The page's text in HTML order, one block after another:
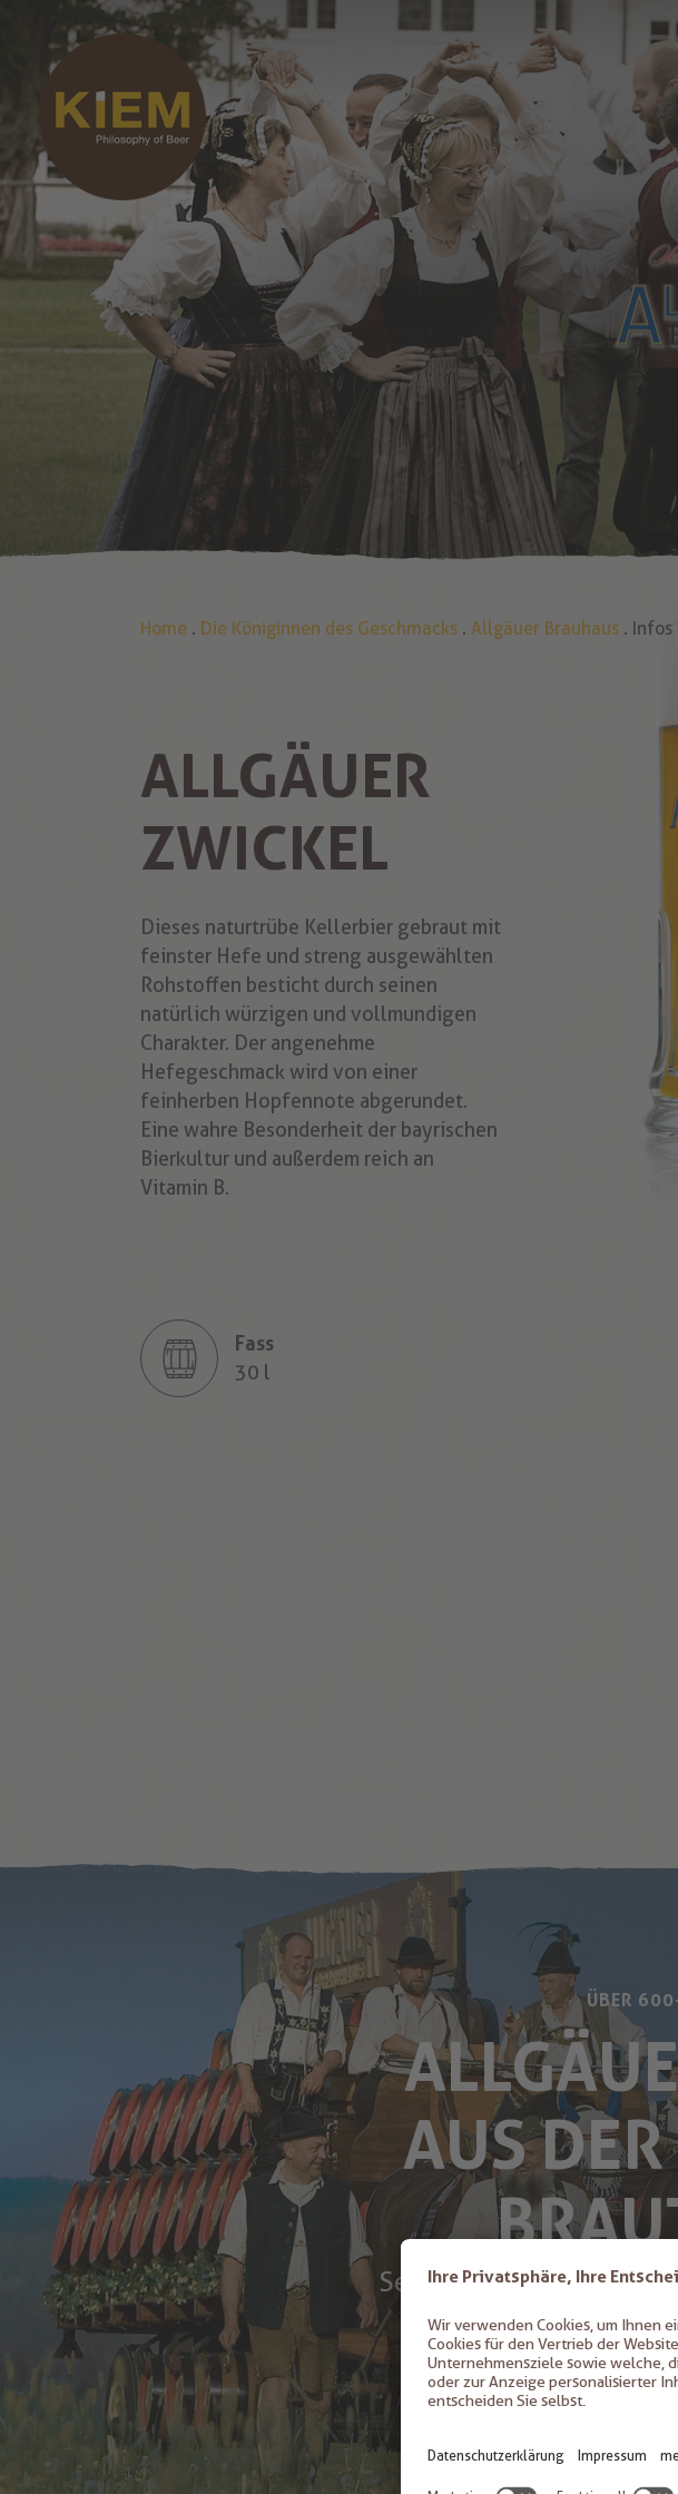
Home . Die Königinnen des Geschmacks . Allgäuer Brauhaus . Infos
ALLGÄUER
ZWICKEL
Dieses naturtrübe Kellerbier gebraut mit
feinster Hefe und streng ausgewählten
Rohstoffen besticht durch seinen
natürlich würzigen und vollmundigen
Charakter. Der angenehme
Hefegeschmack wird von einer
feinherben Hopfennote abgerundet.
Eine wahre Besonderheit der bayrischen
Bierkultur und außerdem reich an
Vitamin B.
Fass
30 l
ÜBER
AUS
Seit 1394
des Allgäuer
Rezepte. Um
werden nur